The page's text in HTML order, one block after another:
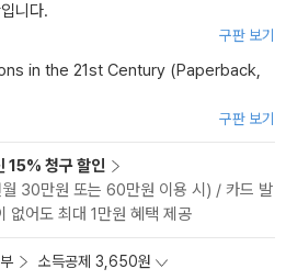
니다.
구판 보기
in the 21st Century (Paperback,
구판 보기
15% 청구 할인
30만원 또는 60만원 이용 시) / 카드 발
없어도 최대 1만원 혜택 제공
소득공제 3,650원